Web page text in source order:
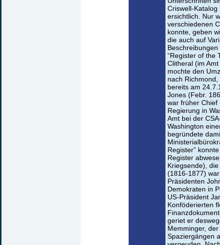
Criswell-Katalog
ersichtlich. Nur
verschiedenen
konnte, geben
die auch auf
“Register of the
Clitheral (im
mochte den
nach
bereits am
Jones (Febr.
war früher Chief
Regierung in
Amt bei der
Washington
begründete
Register”
Register
Kriegsende),
(1816-1877)
Präsidenten
Demokraten in
US-Präsident
Konföderierten
geriet er
Memminger,
Spaziergängen